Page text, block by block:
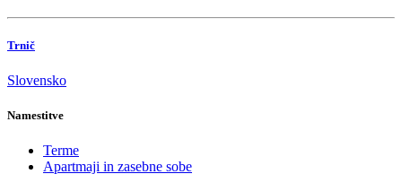
Trnič
Slovensko
Namestitve
Terme
Apartmaji in zasebne sobe